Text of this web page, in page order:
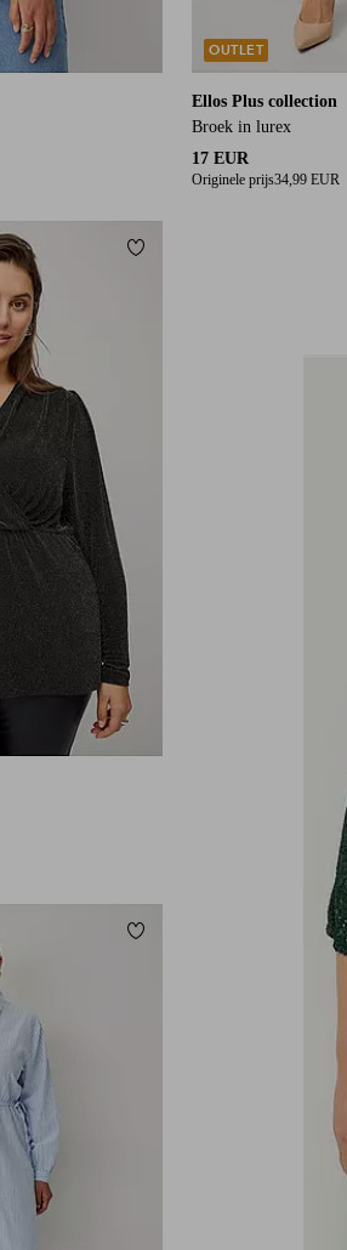
Ellos Plus collection
Broek in lurex
17 EUR
Originele prijs34,99 EUR
OUTLET
Toevoegen aan favorieten
Toevoegen aan favorieten